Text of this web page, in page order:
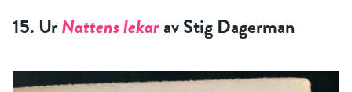
15. UrNattens lekarav Stig Dagerman